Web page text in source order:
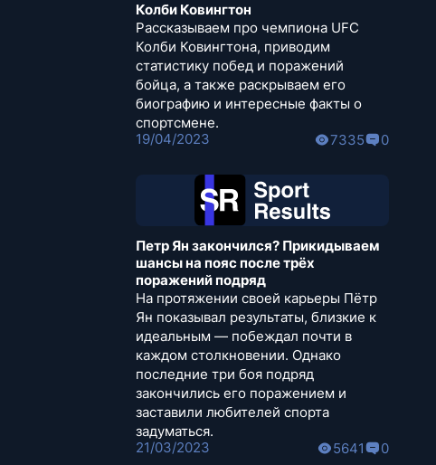
Колби Ковингтон
Рассказываем про чемпиона UFC
Колби Ковингтона, приводим
статистику побед и поражений
бойца, а также раскрываем его
биографию и интересные факты о
спортсмене.
19/04/2023
7335 0
Петр Ян закончился? Прикидываем
шансы на пояс после трёх
поражений подряд
На протяжении своей карьеры Пётр
Ян показывал результаты, близкие к
идеальным — побеждал почти в
каждом столкновении. Однако
последние три боя подряд
закончились его поражением и
заставили любителей спорта
задуматься.
21/03/2023
5641 0